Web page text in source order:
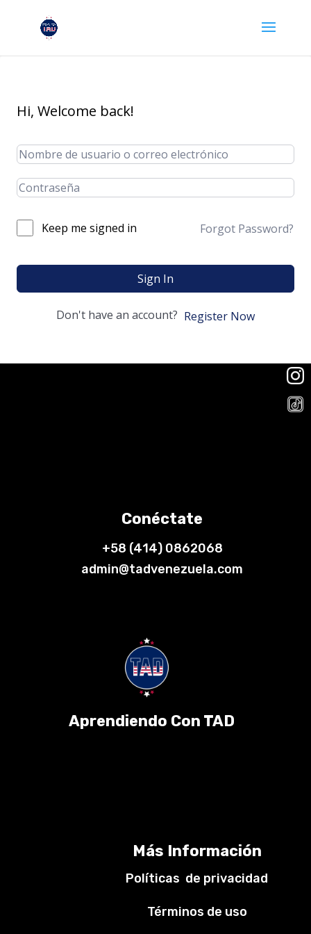
Hi, Welcome back!
Keep me signed in Forgot Password?
Sign In
Don't have an account? Register Now
Conéctate
+58 (414) 0862068
admin@tadvenezuela.com
Aprendiendo Con TAD
Más Información
Políticas de privacidad
Términos de uso